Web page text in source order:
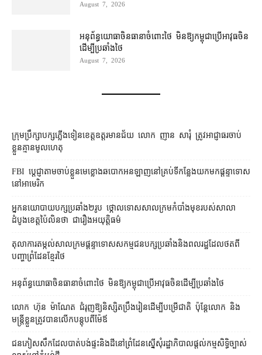
August 7, 2026
អនុព័ន្ធយោធា​ចិន​ធានា​ចំពោះ​ថៃ មិន​ឱ្យ​កម្ពុជា​ប្រើ​អាវុធ​ចិន​
ដើម្បី​ប្រឆាំង​ថៃ ​
August 7, 2026
ក្រុមប្រឹក្សា​បក្ស​ភ្លើងទៀន​ខេត្ត​ឧត្ដរមានជ័យ លោក ញាន សារុំ ត្រូវ​អាជ្ញាធរ​ចាប់
ខ្លួន​គ្មាន​មូលហេតុ
FBI ប្ដេជ្ញា​តាម​ចាប់ខ្លួន​មេខ្លោង​ឆបោក​អនឡាញ​នៅ​គ្រប់​ទីកន្លែង​យក​មក​ផ្ដន្ទាទោស​
នៅ​អាមេរិក
អ្នកនយោបាយ​បក្ស​ប្រឆាំង​២​រូប ថ្កោលទោស​សាលក្រម​កំបាំងមុខ​របស់​សាលា
ដំបូង​ខេត្ត​ប៉ៃលិន​ថា ជា​រឿង​អយុត្តិធម៌
តុលាការ​តម្កល់​សាលក្រម​ផ្ដន្ទាទោស​សកម្មជន​បក្ស​ប្រឆាំង​និង​ពលរដ្ឋ​ដែល​ថត​ពី​
បញ្ហា​ព្រំដែន​ខ្មែរ​ថៃ
អនុព័ន្ធយោធា​ចិន​ធានា​ចំពោះ​ថៃ មិន​ឱ្យ​កម្ពុជា​ប្រើ​អាវុធ​ចិន​ដើម្បី​ប្រឆាំង​ថៃ ​
លោក ហ៊ុន ម៉ាណែត ជំរុញ​ឱ្យ​និស្សិត​ប្រឹងរៀន​ដើម្បី​បម្រើ​ជាតិ ប៉ុន្តែ​លោក និង​
មន្ត្រី​​ខ្លួន​ត្រូវ​បាន​លើក​បន្តុប​ពី​ម៉ែឪ
ជនភៀសសឹក​ដែល​បាត់បង់​ផ្ទះ​និង​ដី​នៅ​ព្រំដែន​ស្នើសុំ​រដ្ឋាភិបាល​ផ្តល់​កម្មសិទ្ធិ​ច្បាស់